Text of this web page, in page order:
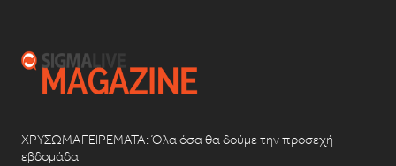
ΧΡΥΣΩΜΑΓΕΙΡΕΜΑΤΑ: Όλα όσα θα δούμε την προσεχή
εβδομάδα